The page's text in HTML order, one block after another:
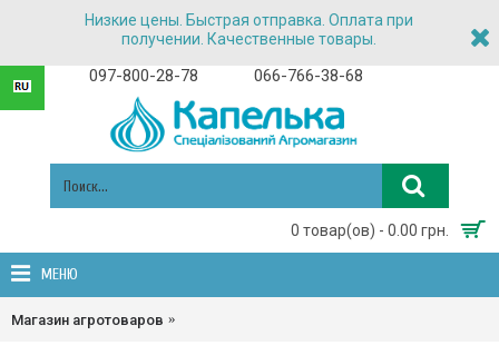
Низкие цены. Быстрая отправка. Оплата при
получении. Качественные товары.
097-800-28-78 066-766-38-68
0 товар(ов) - 0.00 грн.
МЕНЮ
Магазин агротоваров